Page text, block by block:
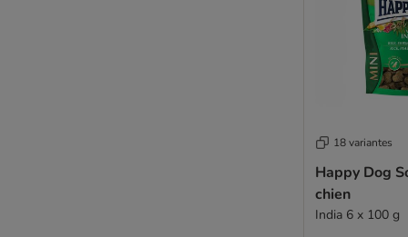
18 variantes
Happy Dog
chien
India 6 x 100 g